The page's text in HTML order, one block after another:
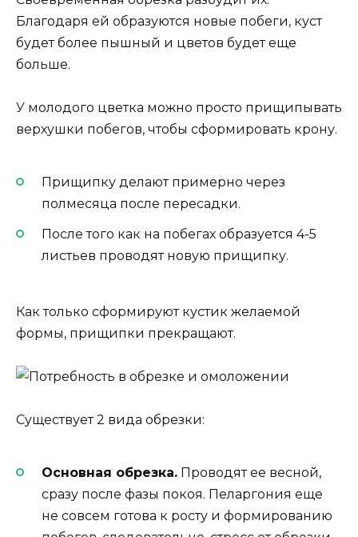
Благодаря ей образуются новые побеги, куст
будет более пышный и цветов будет еще
больше.
У молодого цветка можно просто прищипывать
верхушки побегов, чтобы сформировать крону.
Прищипку делают примерно через
полмесяца после пересадки.
После того как на побегах образуется 4-5
листьев проводят новую прищипку.
Как только сформируют кустик желаемой
формы, прищипки прекращают.
Существует 2 вида обрезки:
Основная обрезка. Проводят ее весной,
сразу после фазы покоя. Пеларгония еще
не совсем готова к росту и формированию